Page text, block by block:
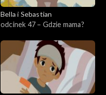
Bella i Sebastian
odcinek 47 – Gdzie mama?